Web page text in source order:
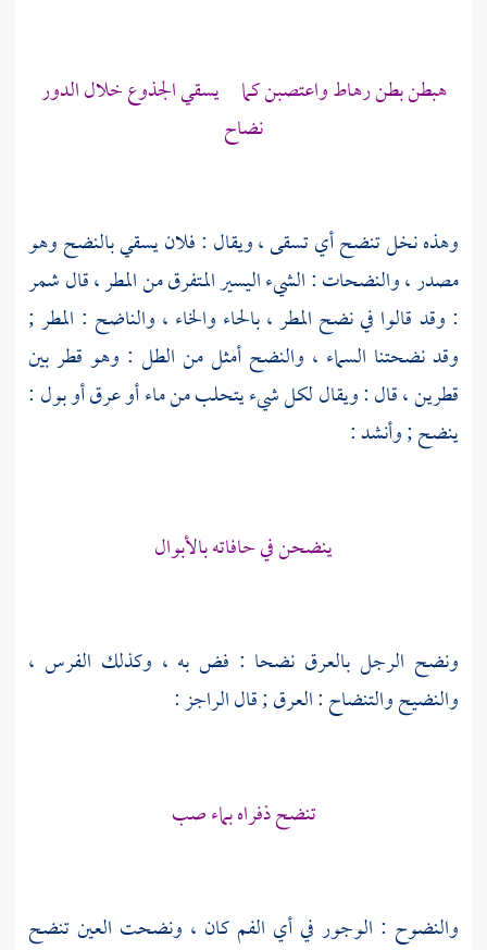
هبطن بطن رهاط واعتصبن كما يسقي الجذوع خلال الدور
نضاح
وهذه نخل تنضح أي تسقى ، ويقال : فلان يسقي بالنضح وهو
مصدر ، والنضحات : الشيء اليسير المتفرق من المطر ، قالشمر
: وقد قالوا في نضح المطر ، بالحاء والخاء ، والناضح : المطر ;
وقد نضحتنا السماء ، والنضح أمثل من الطل : وهو قطر بين
قطرين ، قال : ويقال لكل شيء يتحلب من ماء أو عرق أو بول :
ينضح ; وأنشد :
ينضحن في حافاته بالأبوال
ونضح الرجل بالعرق نضحا : فض به ، وكذلك الفرس ،
والنضيح والتنضاح : العرق ; قال الراجز :
تنضح ذفراه بماء صب
والنضوح : الوجور في أي الفم كان ، ونضحت العين تنضح